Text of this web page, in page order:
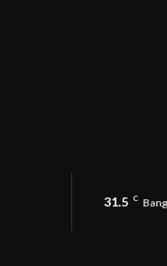
31.5 C